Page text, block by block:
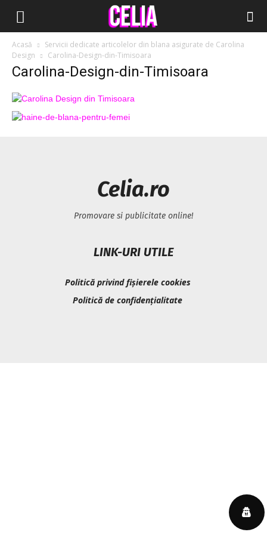
Acasă
Servicii dedicate articolelor din blana asigurate de Carolina
Design
Carolina-Design-din-Timisoara
Carolina-Design-din-Timisoara
Celia.ro
Promovare si publicitate online!
LINK-URI UTILE
Politică privind fișierele cookies
Politică de confidențialitate